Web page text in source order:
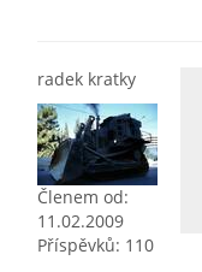
radek kratky
Členem od:
11.02.2009
Příspěvků: 110